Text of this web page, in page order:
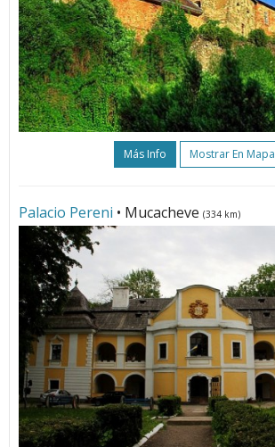
Más Info Mostrar En Mapa
Palacio Pereni • Mucacheve (334 km)